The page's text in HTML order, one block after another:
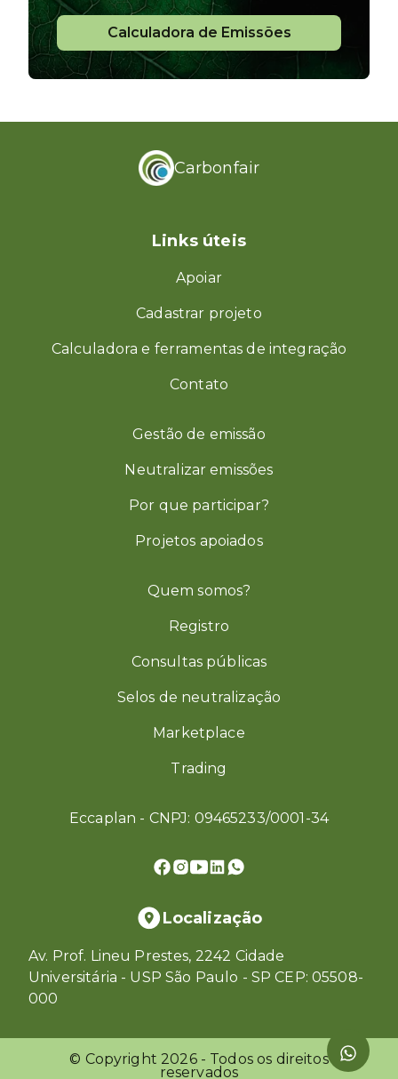
Calculadora de Emissões
Carbonfair
Links úteis
Eccaplan - CNPJ: 09465233/0001-34
Localização
Av. Prof. Lineu Prestes, 2242 Cidade
Universitária - USP São Paulo - SP CEP: 05508-
000
Apoiar
Cadastrar projeto
Calculadora e ferramentas de integração
Contato
Gestão de emissão
Neutralizar emissões
Por que participar?
Projetos apoiados
Quem somos?
Registro
Consultas públicas
Selos de neutralização
Marketplace
Trading
© Copyright 2026- Todos os direitos
reservados